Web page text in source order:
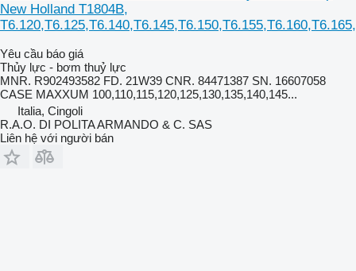
New Holland T1804B,
Yêu cầu báo giá
Thủy lực - bơm thuỷ lực
MNR. R902493582 FD. 21W39 CNR. 84471387 SN. 16607058
CASE MAXXUM 100,110,115,120,125,130,135,140,145...
Italia, Cingoli
R.A.O. DI POLITA ARMANDO & C. SAS
Liên hệ với người bán